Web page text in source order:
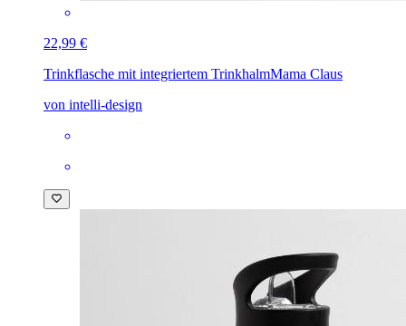
22,99 €
Trinkflasche mit integriertem TrinkhalmMama Claus
von intelli-design